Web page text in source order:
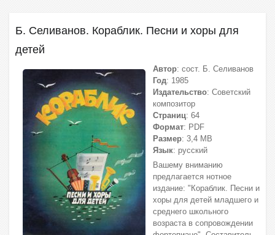
Б. Селиванов. Кораблик. Песни и хоры для
детей
Автор: сост. Б. Селиванов
Год: 1985
Издательство: Советский
композитор
Страниц: 64
Формат: PDF
Размер: 3,4 МВ
Язык: русский
Вашему вниманию
предлагается нотное
издание: "Кораблик. Песни и
хоры для детей младшего и
среднего школьного
возраста в сопровождении